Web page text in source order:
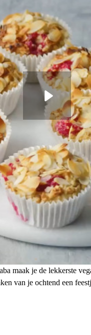
maak je de lekkerste
van je ochtend een